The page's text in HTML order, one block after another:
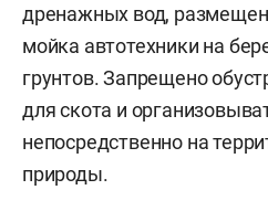
дренажных вод,
мойка автотехники на
грунтов. Запрещено
для скота и
непосредственно на
природы.